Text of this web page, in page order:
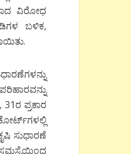
ವಿರೋಧ
ಬಳಿಕ,
ಪ್ರಕಾರ
ಸುಧಾರಣೆ
ಸಮಸ್ಯೆಯಿಂದ